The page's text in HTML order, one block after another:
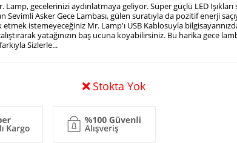
Lamp, gecelerinizi aydınlatmaya geliyor. Süper güçlü LED Işıkları
Sevimli Asker Gece Lambası, gülen suratıyla da pozitif enerji
etmek istemeyeceğiniz Mr. Lamp'ı USB Kablosuyla
yatağınızın baş ucuna koyabilirsiniz. Bu harika gece
Sizlerle...
Stokta Yok